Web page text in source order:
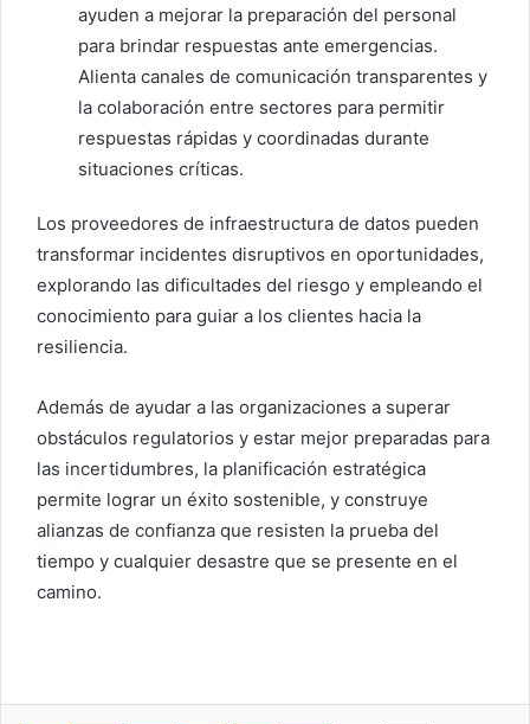
ayuden a mejorar la preparación del personal
para brindar respuestas ante emergencias.
Alienta canales de comunicación transparentes y
la colaboración entre sectores para permitir
respuestas rápidas y coordinadas durante
situaciones críticas.
Los proveedores de infraestructura de datos pueden
transformar incidentes disruptivos en oportunidades,
explorando las dificultades del riesgo y empleando el
conocimiento para guiar a los clientes hacia la
resiliencia.
Además de ayudar a las organizaciones a superar
obstáculos regulatorios y estar mejor preparadas para
las incertidumbres, la planificación estratégica
permite lograr un éxito sostenible, y construye
alianzas de confianza que resisten la prueba del
tiempo y cualquier desastre que se presente en el
camino.